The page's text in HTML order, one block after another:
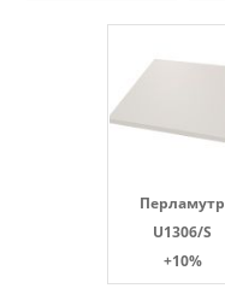
Перламутр
U1306/S
+10%